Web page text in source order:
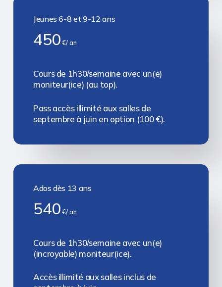
Jeunes 6-8 et 9-12 ans
450 €/ an
Cours de 1h30/semaine avec un(e)
moniteur(ice) (au top).
Pass accès illimité aux salles de
septembre à juin en option (100 €).
Ados dès 13 ans
540 €/ an
Cours de 1h30/semaine avec un(e)
(incroyable) moniteur(ice).
Accès illimité aux salles inclus de